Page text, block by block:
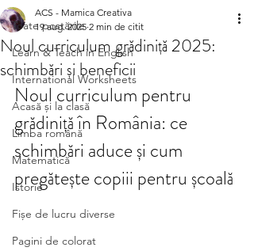
Toate postările
Learn & Teach in English
International Worksheets
Acasă și la clasă
Limba română
Matematică
Istorie
Fișe de lucru diverse
Pagini de colorat
Noul curriculum grădiniță 2025:
schimbări și beneficii
ACS - Mamica Creativa
19 aug. 2025 2 min de citit
Noul curriculum pentru
grădiniță în România: ce
schimbări aduce și cum
pregătește copiii pentru școală